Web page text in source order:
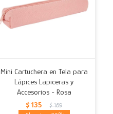
Mini Cartuchera en Tela para
Lápices Lapiceras y
Accesorios - Rosa
$ 135 $ 169